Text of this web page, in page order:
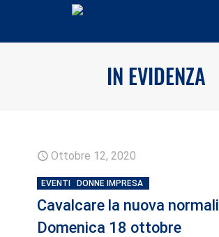
IN EVIDENZA
Ottobre 12, 2020
EVENTI DONNE IMPRESA
Cavalcare la nuova
Domenica 18 ottobre